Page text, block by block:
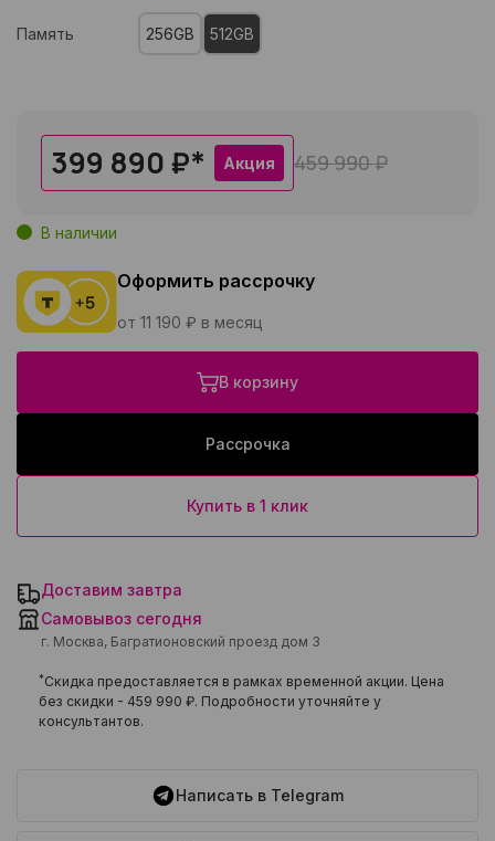
Память 256GB 512GB
399 890 ₽* Акция 459 990 ₽
В наличии
Оформить рассрочку
от 11 190 ₽ в месяц
В корзину
Рассрочка
Купить в 1 клик
Доставим завтра
Самовывоз сегодня
г. Москва, Багратионовский проезд дом 3
*Скидка предоставляется в рамках временной акции. Цена
без скидки - 459 990 ₽. Подробности уточняйте у
консультантов.
Написать в Telegram